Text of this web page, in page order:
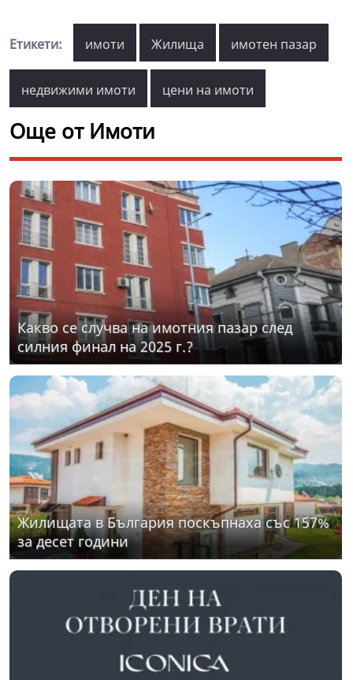
Етикети: имоти Жилища имотен пазар
недвижими имоти цени на имоти
Още от Имоти
Какво се случва на имотния пазар след
силния финал на 2025 г.?
Жилищата в България поскъпнаха със 157%
за десет години